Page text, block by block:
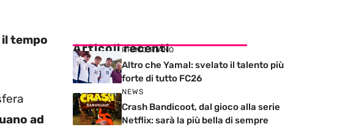
tempo
ad
Articoli recenti
PRIMO PIANO
Altro che Yamal: svelato il talento più
forte di tutto FC26
NEWS
Crash Bandicoot, dal gioco alla serie
Netflix: sarà la più bella di sempre